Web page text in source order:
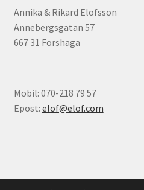
Annika & Rikard Elofsson
Annebergsgatan 57
667 31 Forshaga
Mobil: 070-218 79 57
Epost: elof@elof.com